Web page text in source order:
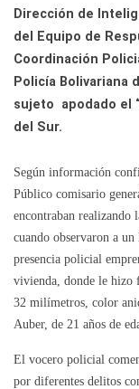
Dirección de
del Equipo de
Coordinación
Policía Bolivariana
sujeto apodado el
del Sur.
Según información
Público comisario
encontraban realizando
cuando observaron a
presencia policial
vivienda, donde le hizo
32 milímetros, color
Auber, de 21 años de
El vocero policial
por diferentes delitos